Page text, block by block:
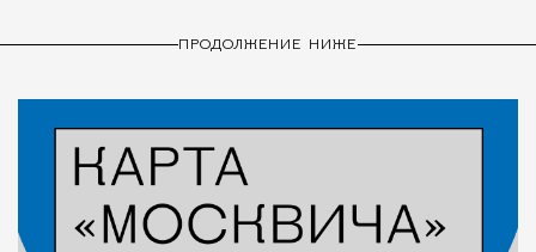
ПРОДОЛЖЕНИЕ НИЖЕ